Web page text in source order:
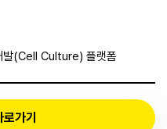
발(Cell Culture) 플랫폼
가기